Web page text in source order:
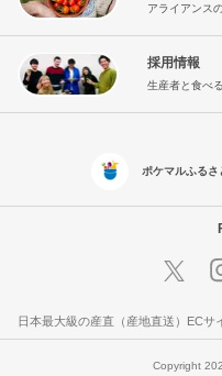
アライアンス
採用情報
生産者と食べ
ポケマルふるさ
日本最大級の産直（産地直送）ECサ
Copyright